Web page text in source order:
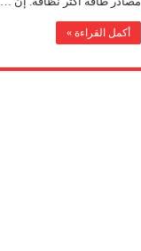
أكمل القراءة »